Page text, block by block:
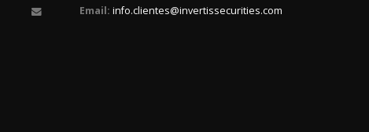
Email: info.clientes@invertissecurities.com